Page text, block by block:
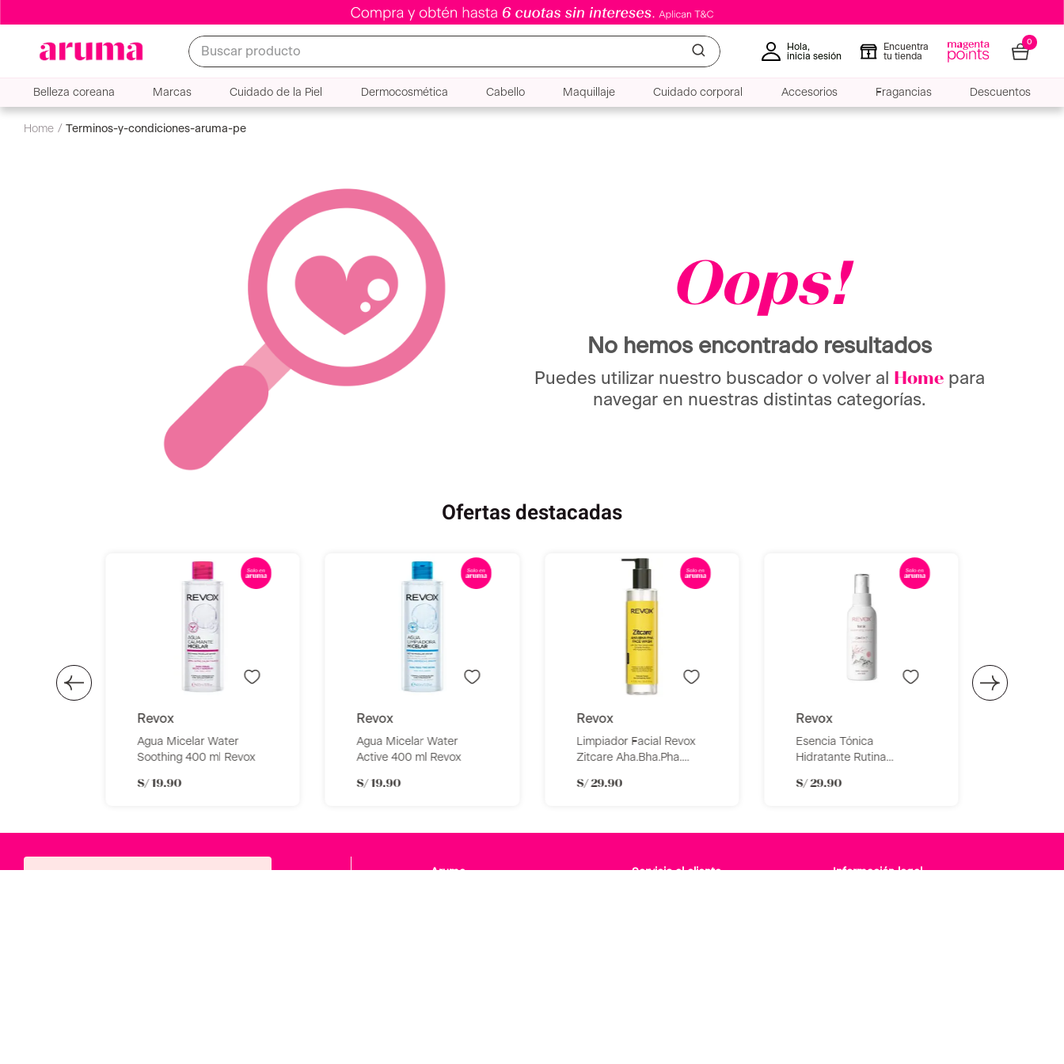
Buscar producto
Hola,
inicia sesión
Encuentra
tu tienda
0
Belleza coreana Marcas Cuidado de la Piel Dermocosmética Cabello Maquillaje Cuidado corporal Accesorios Fragancias Descuentos
terminos-y-condiciones-aruma-pe
Oops!
No hemos encontrado resultados
Puedes utilizar nuestro buscador o volver al Homepara
navegar en nuestras distintas categorías.
Ofertas destacadas
Añadir
revox
Agua Micelar Water
Soothing 400 ml Revox
S/ 19.90
Añadir
revox
Agua Micelar Water
Active 400 ml Revox
S/ 19.90
Añadir
revox
Limpiador Facial Revox
Zitcare Aha.Bha.Pha.
S/ 29.90
Añadir
revox
Esencia Tónica
Hidratante Rutina
S/ 29.90
Aruma Servicio al cliente Información legal